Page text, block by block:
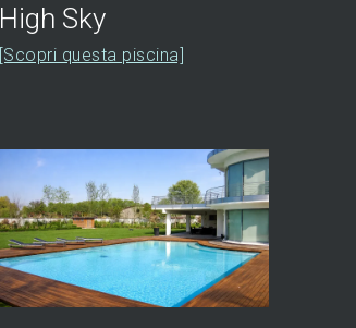
High Sky
[Scopri questa piscina]